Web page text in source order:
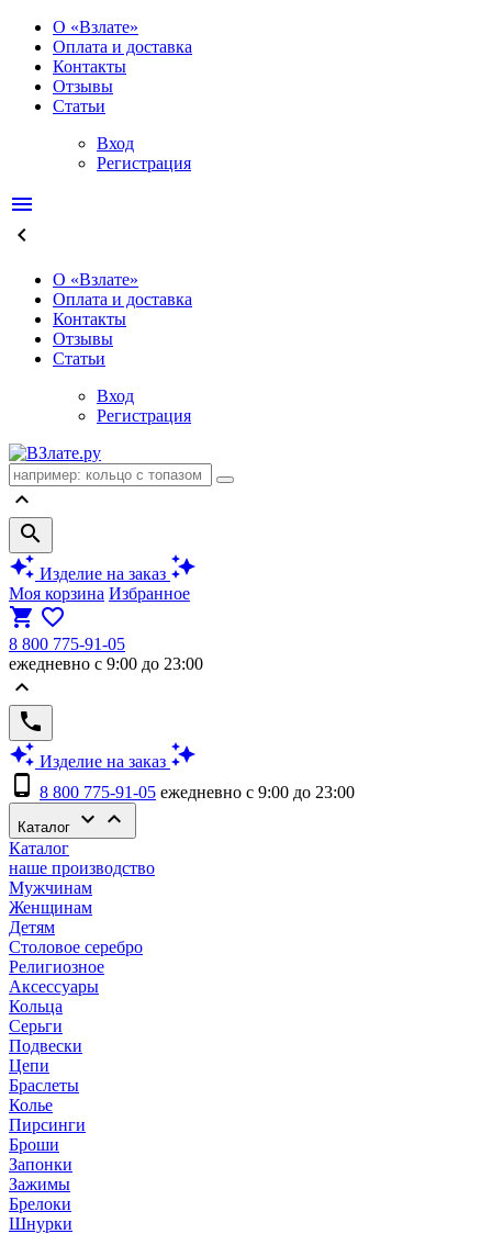
О «Взлате»
Оплата и доставка
Контакты
Отзывы
Статьи
Вход
Регистрация
menu
keyboard_arrow_left
О «Взлате»
Оплата и доставка
Контакты
Отзывы
Статьи
Вход
Регистрация
keyboard_arrow_up
search
auto_awesome Изделие на заказ auto_awesome
Моя корзина Избранное
shopping_cart favorite_border
8 800 775-91-05
ежедневно с 9:00 до 23:00
keyboard_arrow_up
phone
auto_awesome Изделие на заказ auto_awesome
phone_android 8 800 775-91-05 ежедневно с 9:00 до 23:00
Каталог keyboard_arrow_down keyboard_arrow_up
Каталог
наше производство
Мужчинам
Женщинам
Детям
Столовое серебро
Религиозное
Аксессуары
Кольца
Серьги
Подвески
Цепи
Браслеты
Колье
Пирсинги
Броши
Запонки
Зажимы
Брелоки
Шнурки